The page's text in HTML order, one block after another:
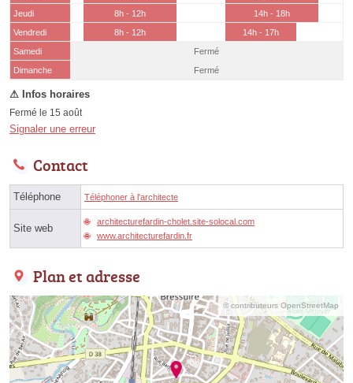
Jeudi
8h - 12h
14h - 18h
Vendredi
8h - 12h
14h - 17h
Samedi
(15 août)
Fermé
Dimanche
Fermé
Fermé le 15 août
Signaler une erreur
Contact
Téléphone Téléphoner à l'architecte
Site web
architecturefardin-cholet.site-solocal.com
www.architecturefardin.fr
Plan et adresse
© contributeurs OpenStreetMap